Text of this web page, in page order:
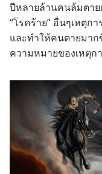
ปีหลายล้านคนล้มตาย
“โรคร้าย” อื่นๆเหตุก
และทำให้คนตายมาก
ความหมายของเหตุก